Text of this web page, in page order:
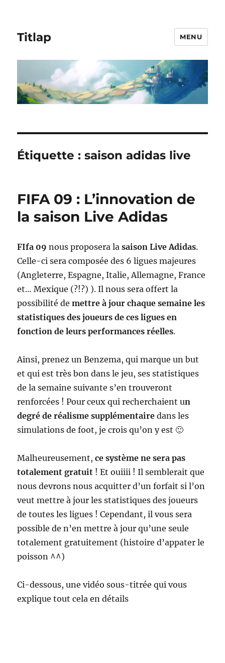
Titlap MENU
Étiquette :saison adidas live
FIFA 09 : L’innovation de
la saison Live Adidas
FIfa 09 nous proposera lasaison Live Adidas.
Celle-ci sera composée des 6 ligues majeures
(Angleterre, Espagne, Italie, Allemagne, France
et… Mexique (?!?) ). Il nous sera offert la
possibilité demettre à jour chaque semaine les
statistiques des joueurs de ces ligues en
fonction de leurs performances réelles.
Ainsi, prenez un Benzema, qui marque un but
et qui est très bon dans le jeu, ses statistiques
de la semaine suivante s’en trouveront
renforcées ! Pour ceux qui recherchaient un
degré de réalisme supplémentaire dans les
simulations de foot, je crois qu’on y est 🙂
Malheureusement,ce système ne sera pas
totalement gratuit ! Et ouiiii ! Il semblerait que
nous devrons nous acquitter d’un forfait si l’on
veut mettre à jour les statistiques des joueurs
de toutes les ligues ! Cependant, il vous sera
possible de n’en mettre à jour qu’une seule
totalement gratuitement (histoire d’appater le
poisson ^^)
Ci-dessous, une vidéo sous-titrée qui vous
explique tout cela en détails